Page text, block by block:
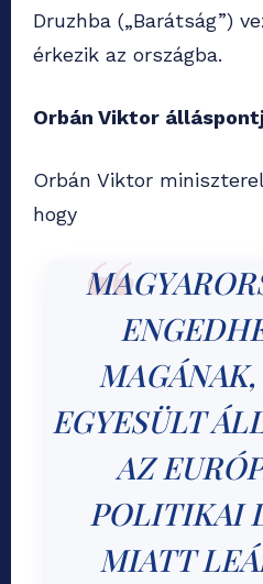
Druzhba („Barátság”)
érkezik az országba.
Orbán Viktor
Orbán Viktor
hogy
EGYESÜLT
AZ
POLITIKAI
MIATT